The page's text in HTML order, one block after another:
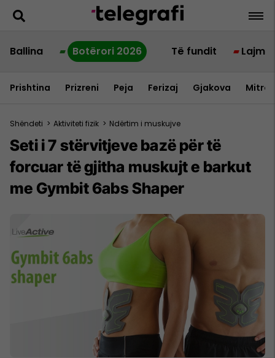
Ballina Botërori 2026 Të fundit Lajme
Prishtina Prizreni Peja Ferizaj Gjakova
Shëndeti > Aktiviteti fizik > Ndërtim i muskujve
Seti i 7 stërvitjeve bazë për të
forcuar të gjitha muskujt e barkut
me Gymbit 6abs Shaper